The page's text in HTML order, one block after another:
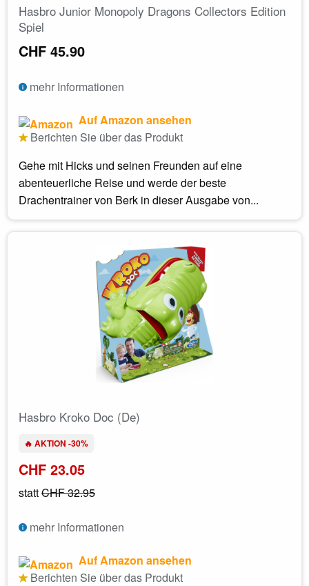
Hasbro Junior Monopoly Dragons Collectors Edition
Spiel
CHF 45.90
mehr Informationen
Auf Amazon ansehen
Berichten Sie über das Produkt
Gehe mit Hicks und seinen Freunden auf eine
abenteuerliche Reise und werde der beste
Drachentrainer von Berk in dieser Ausgabe von...
Hasbro Kroko Doc (De)
🔥 AKTION -30%
CHF 23.05
stattCHF 32.95
mehr Informationen
Auf Amazon ansehen
Berichten Sie über das Produkt